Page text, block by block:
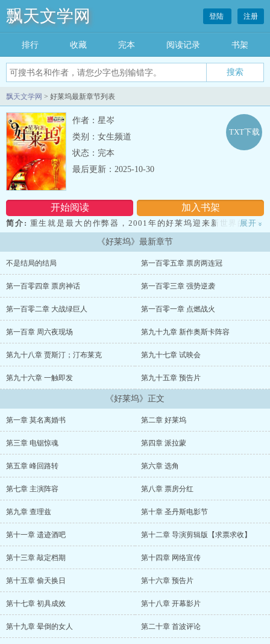
飘天文学网 登陆 注册
排行 收藏 完本 阅读记录 书架
飘天文学网 > 好莱坞最新章节列表
作者：星岑
类别：女生频道
状态：完本
开始阅读 加入书架
TXT下载
最后更新：2025-10-30
简介: 重生就是最大的作弊器，2001年的好莱坞迎来新世界的大导
演！
醒来发现自己居然面临离婚，遭遇猖狂小人鄙视，李林誓要登上好
莱坞权力顶端。
拍摄观众喜爱的电影，引爆暑期档，横扫颁奖季，好莱坞迎来新一
轮的旋风！
席卷全球的超级大导演，让影评人又爱又恨的帅气男人，总是能够
在名利场上发现他的身影，他是时代的先锋，好莱坞大道上最闪亮的
一颗星。
****************************************************
已有完本小说《明星养成系统》，260万字华娱力作。梦想杯投票
请猛戳↓↓↓...
展开 »
《好莱坞》最新章节
不是结局的结局 第一百零五章 票房两连冠
第一百零四章 票房神话 第一百零三章 强势逆袭
第一百零二章 大战绿巨人 第一百零一章 点燃战火
第一百章 周六夜现场 第九十九章 新作奥斯卡阵容
第九十八章 贾斯汀；汀布莱克 第九十七章 试映会
第九十六章 一触即发 第九十五章 预告片
《好莱坞》正文
第一章 莫名离婚书 第二章 好莱坞
第三章 电锯惊魂 第四章 派拉蒙
第五章 峰回路转 第六章 选角
第七章 主演阵容 第八章 票房分红
第九章 查理兹 第十章 圣丹斯电影节
第十一章 遗迹酒吧 第十二章 导演剪辑版【求票求收】
第十三章 敲定档期 第十四章 网络宣传
第十五章 偷天换日 第十六章 预告片
第十七章 初具成效 第十八章 开幕影片
第十九章 晕倒的女人 第二十章 首波评论